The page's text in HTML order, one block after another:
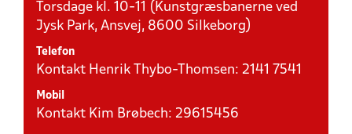
Torsdage kl. 10-11 (Kunstgræsbanerne ved
Jysk Park, Ansvej, 8600 Silkeborg)
Telefon
Kontakt Henrik Thybo-Thomsen: 2141 7541
Mobil
Kontakt Kim Brøbech: 29615456